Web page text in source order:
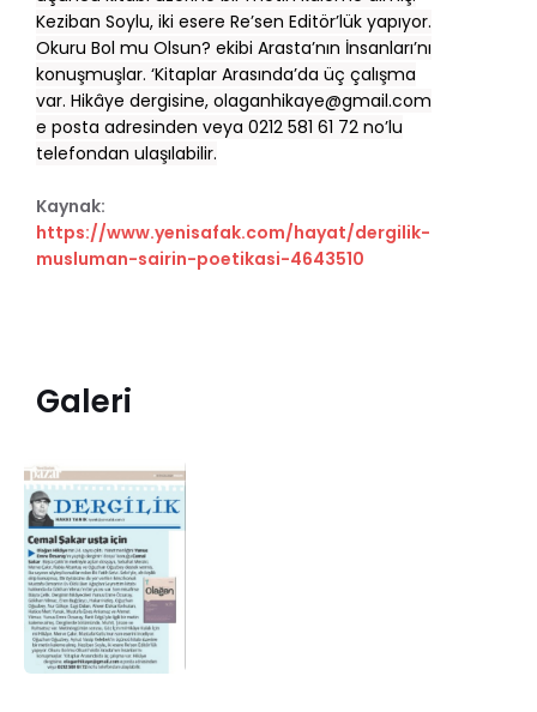
Keziban Soylu, iki esere Re’sen Editör’lük yapıyor.
Okuru Bol mu Olsun? ekibi Arasta’nın İnsanları’nı
konuşmuşlar. ‘Kitaplar Arasında’da üç çalışma
var. Hikâye dergisine, olaganhikaye@gmail.com
e posta adresinden veya 0212 581 61 72 no’lu
telefondan ulaşılabilir.
Kaynak:
https://www.yenisafak.com/hayat/dergilik-
musluman-sairin-poetikasi-4643510
Galeri